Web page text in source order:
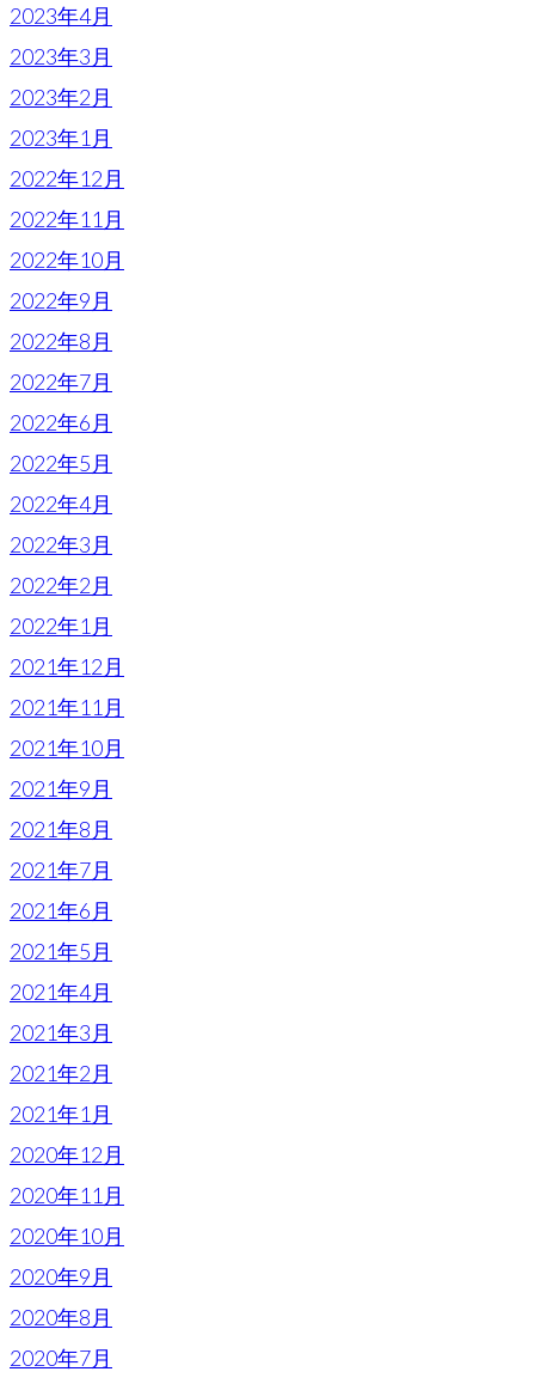
2023年4月
2023年3月
2023年2月
2023年1月
2022年12月
2022年11月
2022年10月
2022年9月
2022年8月
2022年7月
2022年6月
2022年5月
2022年4月
2022年3月
2022年2月
2022年1月
2021年12月
2021年11月
2021年10月
2021年9月
2021年8月
2021年7月
2021年6月
2021年5月
2021年4月
2021年3月
2021年2月
2021年1月
2020年12月
2020年11月
2020年10月
2020年9月
2020年8月
2020年7月